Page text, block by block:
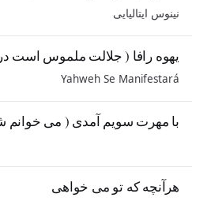
نینوس ایتالیایی
یهوه رافا ( جلالت ملموس است
Yahweh Se Manifestará
با مهرت سویم آمدی ( می خوانم
هرآنچه که تو می خواهی